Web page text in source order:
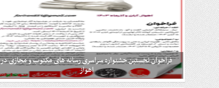
ها
سیاسی
فرهنگی
اجتماعی
انتخابات
ویدئو
فراخوان نخستین جشنواره سراسری رسانه های مکتوب و مجازی در
اهواز